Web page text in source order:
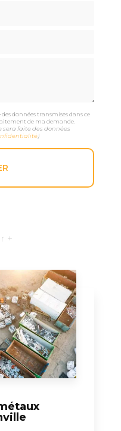
données transmises dans ce
de ma demande.
sera faite des données
)
+